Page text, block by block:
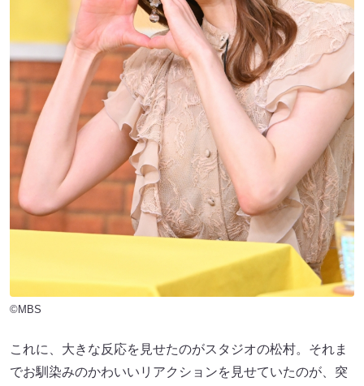
©MBS
これに、大きな反応を見せたのがスタジオの松村。それま
でお馴染みのかわいいリアクションを見せていたのが、突